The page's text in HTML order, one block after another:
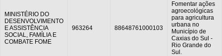
MINISTÉRIO DO
DESENVOLVIMENTO
E ASSISTÊNCIA
SOCIAL, FAMÍLIA E
COMBATE FOME
963264 88648761000103
Fomentar ações
agroecológicas
para agricultura
urbana no
Município de
Caxias do Sul -
Rio Grande do
Sul.